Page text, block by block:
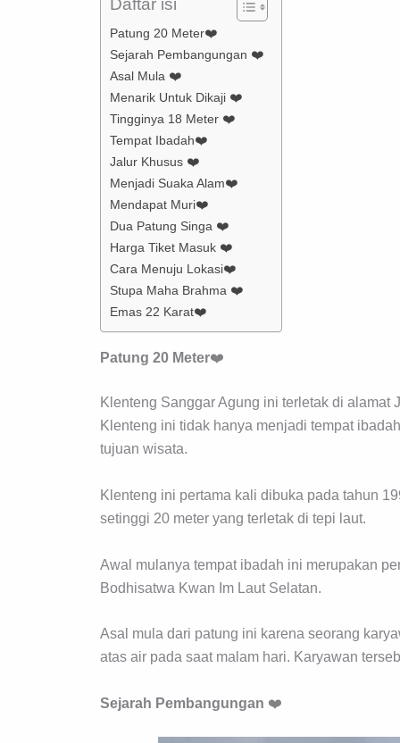
Daftar isi
Patung 20 Meter❤️
Sejarah Pembangungan ❤️
Asal Mula ❤️
Menarik Untuk Dikaji ❤️
Tingginya 18 Meter ❤️
Tempat Ibadah❤️
Jalur Khusus ❤️
Menjadi Suaka Alam❤️
Mendapat Muri❤️
Dua Patung Singa ❤️
Harga Tiket Masuk ❤️
Cara Menuju Lokasi❤️
Stupa Maha Brahma ❤️
Emas 22 Karat❤️
Patung 20 Meter❤️
Klenteng Sanggar Agung ini terletak di
Klenteng ini tidak hanya menjadi tempat
tujuan wisata.
Klenteng ini pertama kali dibuka pada tahun
setinggi 20 meter yang terletak di tepi laut.
Awal mulanya tempat ibadah ini merupakan
Bodhisatwa Kwan Im Laut Selatan.
Asal mula dari patung ini karena seorang
atas air pada saat malam hari. Karyawan
Sejarah Pembangungan ❤️